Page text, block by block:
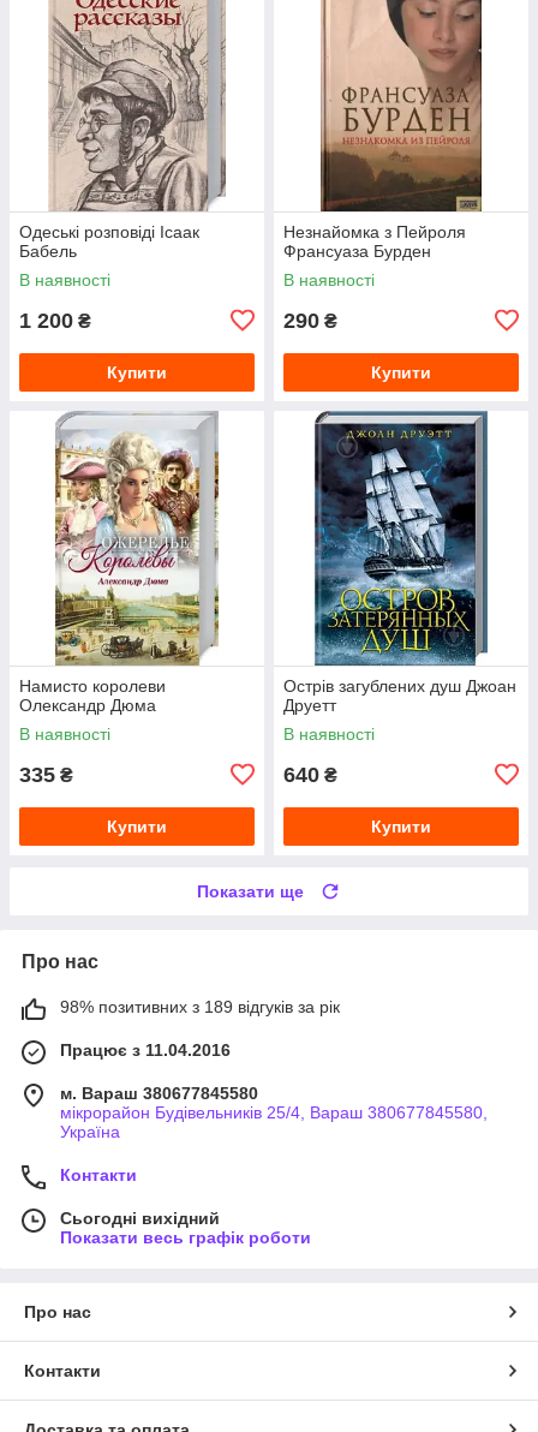
Одеські розповіді Ісаак
Бабель
В наявності
1 200 ₴
Купити
Незнайомка з Пейроля
Франсуаза Бурден
В наявності
290 ₴
Купити
Намисто королеви
Олександр Дюма
В наявності
335 ₴
Купити
Острів загублених душ Джоан
Друетт
В наявності
640 ₴
Купити
Показати ще
Про нас
98% позитивних з 189 відгуків за рік
Працює з 11.04.2016
м. Вараш 380677845580
мікрорайон Будівельників 25/4, Вараш 380677845580,
Україна
Контакти
Сьогодні вихідний
Показати весь графік роботи
Про нас
Контакти